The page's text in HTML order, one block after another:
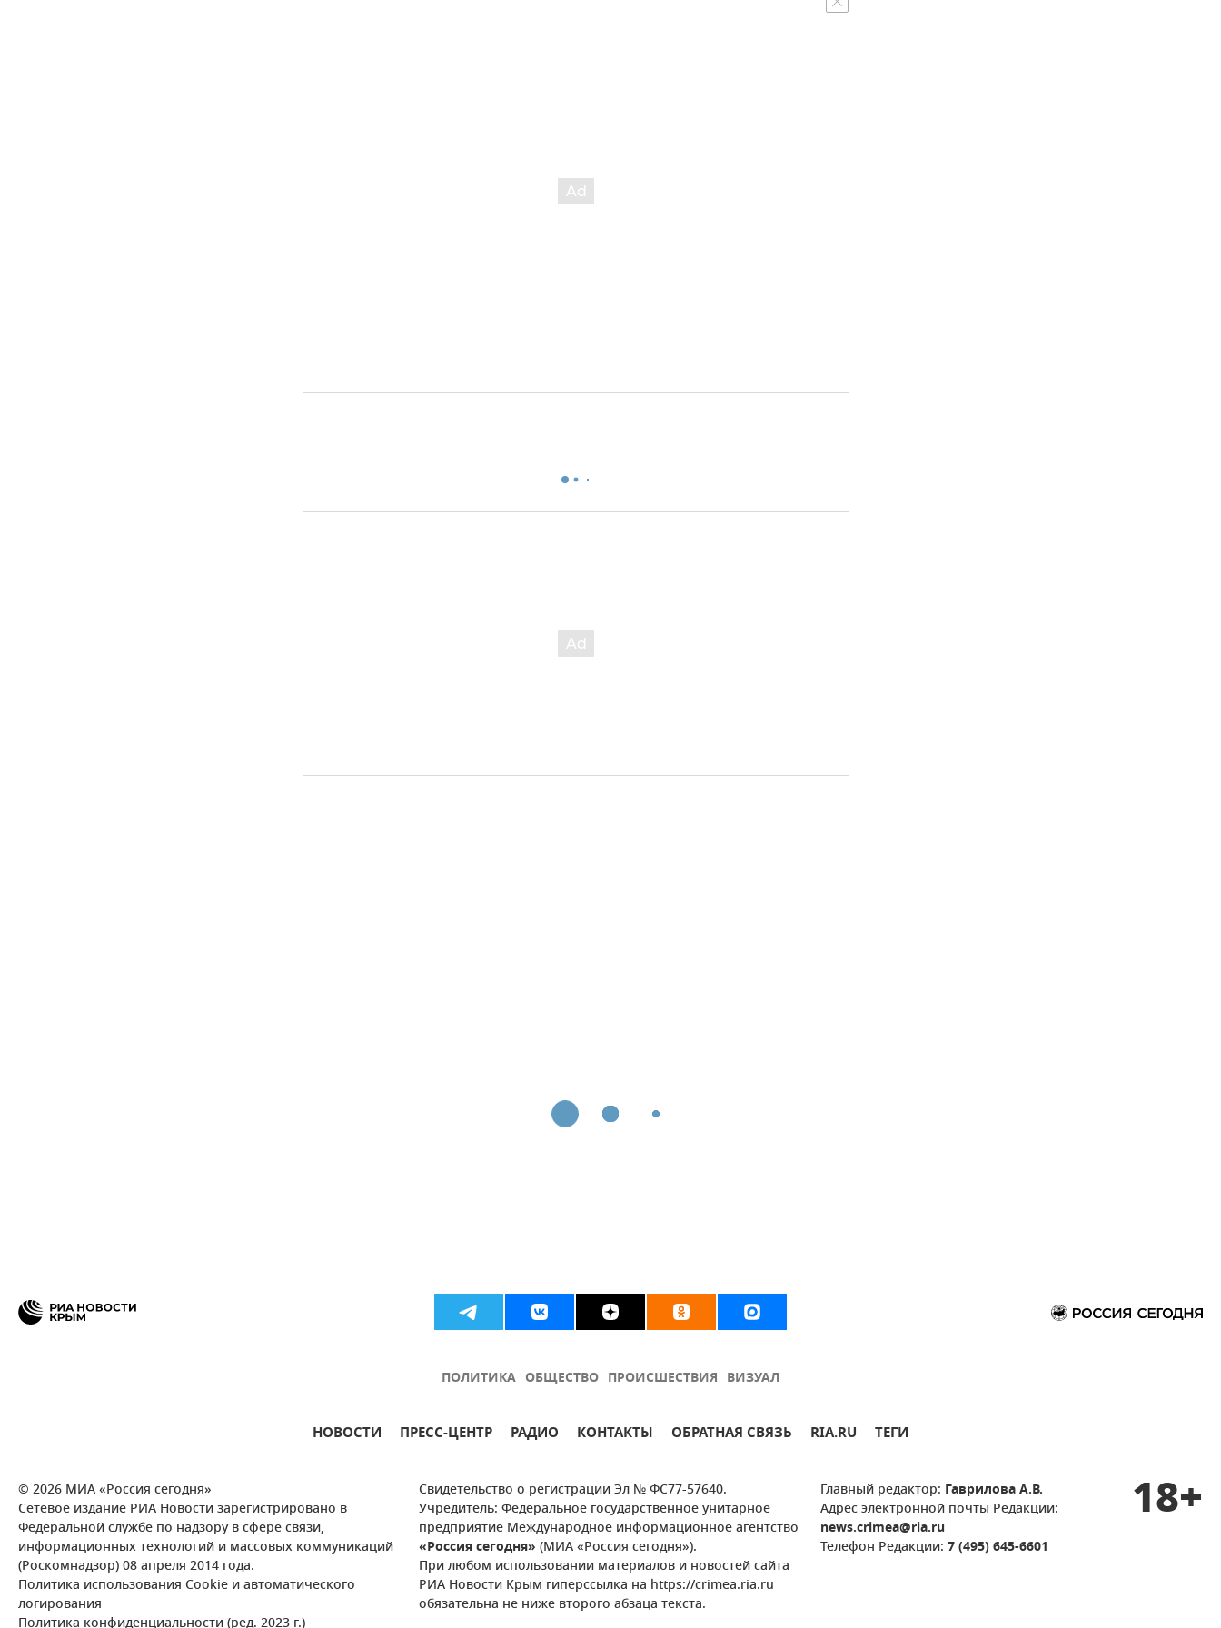
ПОЛИТИКА ОБЩЕСТВО ПРОИСШЕСТВИЯ ВИЗУАЛ
НОВОСТИ ПРЕСС-ЦЕНТР РАДИО КОНТАКТЫ ОБРАТНАЯ СВЯЗЬ RIA.RU ТЕГИ
© 2026 МИА «Россия сегодня»
Сетевое издание РИА Новости зарегистрировано в
Федеральной службе по надзору в сфере связи,
информационных технологий и массовых коммуникаций
(Роскомнадзор) 08 апреля 2014 года.
Политика использования Cookie и автоматического
логирования
Свидетельство о регистрации Эл № ФС77-57640.
Учредитель: Федеральное государственное унитарное
предприятие Международное информационное агентство
«Россия сегодня» (МИА «Россия сегодня»).
При любом использовании материалов и новостей сайта
РИА Новости Крым гиперссылка на https://crimea.ria.ru
обязательна не ниже второго абзаца текста.
Главный редактор: Гаврилова А.В.
Адрес электронной почты Редакции:
news.crimea@ria.ru
Телефон Редакции: 7 (495) 645-6601
18+